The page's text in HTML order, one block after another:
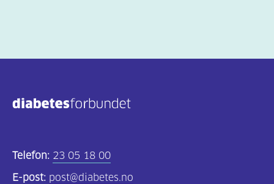
Telefon: 23 05 18 00
E-post: post@diabetes.no